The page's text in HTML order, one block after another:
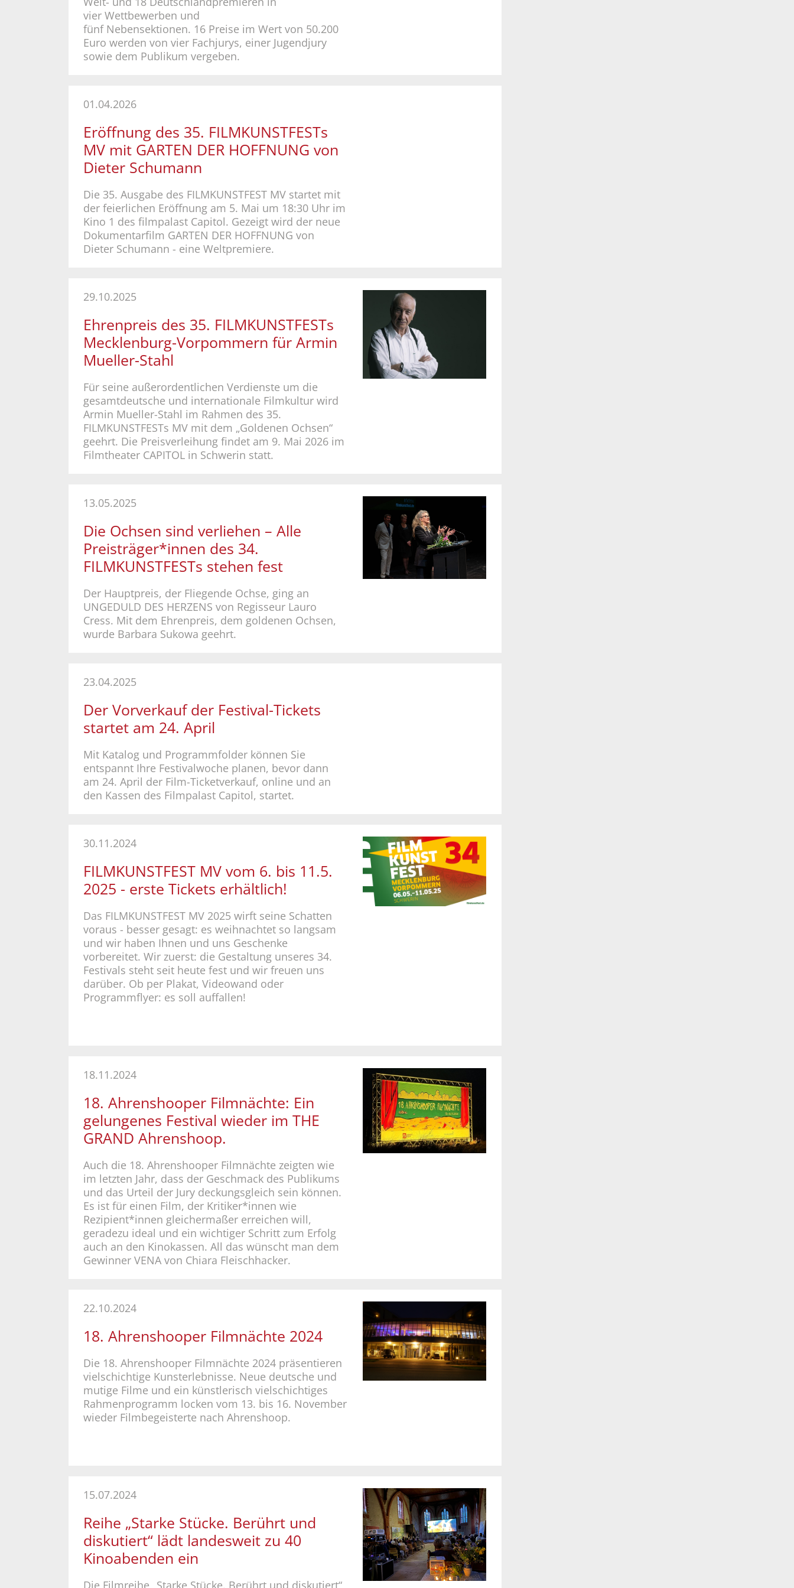
vier Wettbewerben und
fünf Nebensektionen. 16 Preise im Wert von 50.200
Euro werden von vier Fachjurys, einer Jugendjury
sowie dem Publikum vergeben.
01.04.2026
Eröffnung des 35. FILMKUNSTFESTs
MV mit GARTEN DER HOFFNUNG von
Dieter Schumann
Die 35. Ausgabe des FILMKUNSTFEST MV startet mit
der feierlichen Eröffnung am 5. Mai um 18:30 Uhr im
Kino 1 des filmpalast Capitol. Gezeigt wird der neue
Dokumentarfilm GARTEN DER HOFFNUNG von
Dieter Schumann - eine Weltpremiere.
29.10.2025
Ehrenpreis des 35. FILMKUNSTFESTs
Mecklenburg-Vorpommern für Armin
Mueller-Stahl
Für seine außerordentlichen Verdienste um die
gesamtdeutsche und internationale Filmkultur wird
Armin Mueller-Stahl im Rahmen des 35.
FILMKUNSTFESTs MV mit dem „Goldenen Ochsen“
geehrt. Die Preisverleihung findet am 9. Mai 2026 im
Filmtheater CAPITOL in Schwerin statt.
13.05.2025
Die Ochsen sind verliehen – Alle
Preisträger*innen des 34.
FILMKUNSTFESTs stehen fest
Der Hauptpreis, der Fliegende Ochse, ging an
UNGEDULD DES HERZENS von Regisseur Lauro
Cress. Mit dem Ehrenpreis, dem goldenen Ochsen,
wurde Barbara Sukowa geehrt.
23.04.2025
Der Vorverkauf der Festival-Tickets
startet am 24. April
Mit Katalog und Programmfolder können Sie
entspannt Ihre Festivalwoche planen, bevor dann
am 24. April der Film-Ticketverkauf, online und an
den Kassen des Filmpalast Capitol, startet.
30.11.2024
FILMKUNSTFEST MV vom 6. bis 11.5.
2025 - erste Tickets erhältlich!
Das FILMKUNSTFEST MV 2025 wirft seine Schatten
voraus - besser gesagt: es weihnachtet so langsam
und wir haben Ihnen und uns Geschenke
vorbereitet. Wir zuerst: die Gestaltung unseres 34.
Festivals steht seit heute fest und wir freuen uns
darüber. Ob per Plakat, Videowand oder
Programmflyer: es soll auffallen!
18.11.2024
18. Ahrenshooper Filmnächte: Ein
gelungenes Festival wieder im THE
GRAND Ahrenshoop.
Auch die 18. Ahrenshooper Filmnächte zeigten wie
im letzten Jahr, dass der Geschmack des Publikums
und das Urteil der Jury deckungsgleich sein können.
Es ist für einen Film, der Kritiker*innen wie
Rezipient*innen gleichermaßer erreichen will,
geradezu ideal und ein wichtiger Schritt zum Erfolg
auch an den Kinokassen. All das wünscht man dem
Gewinner VENA von Chiara Fleischhacker.
22.10.2024
18. Ahrenshooper Filmnächte 2024
Die 18. Ahrenshooper Filmnächte 2024 präsentieren
vielschichtige Kunsterlebnisse. Neue deutsche und
mutige Filme und ein künstlerisch vielschichtiges
Rahmenprogramm locken vom 13. bis 16. November
wieder Filmbegeisterte nach Ahrenshoop.
15.07.2024
Reihe „Starke Stücke. Berührt und
diskutiert“ lädt landesweit zu 40
Kinoabenden ein
Die Filmreihe „Starke Stücke. Berührt und diskutiert“